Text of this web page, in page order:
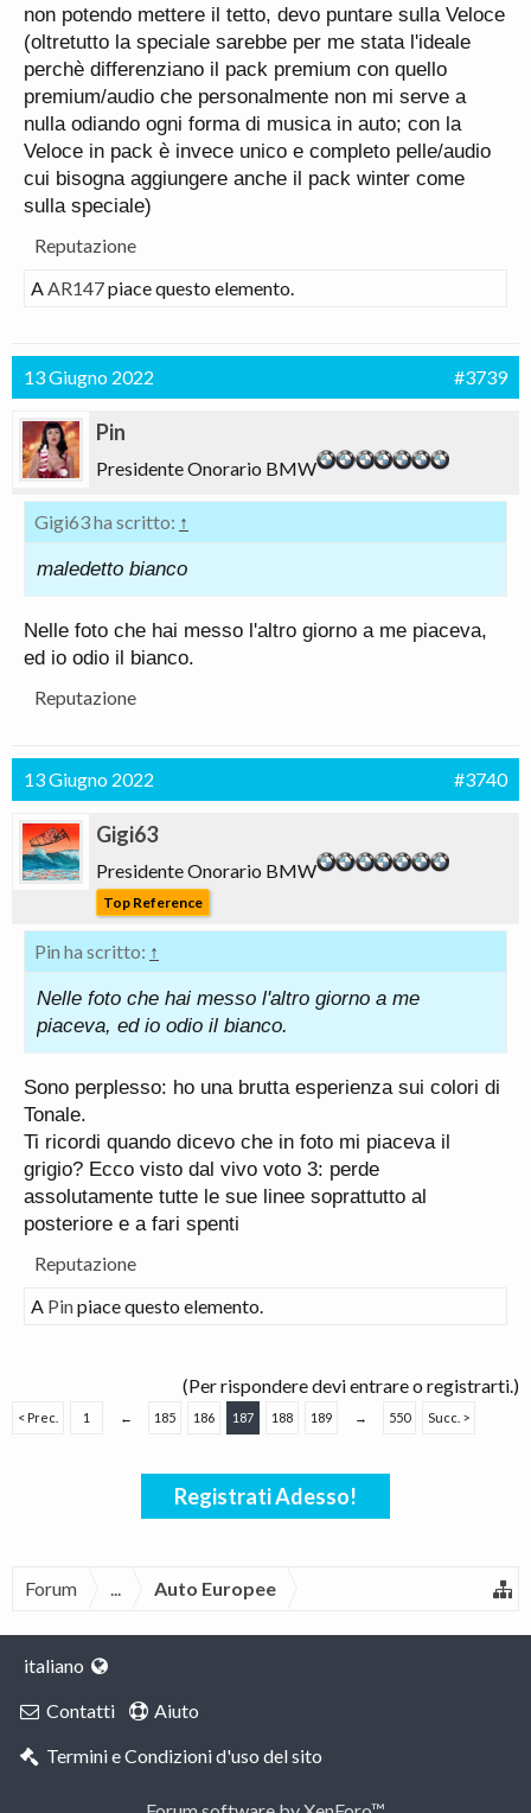
non potendo mettere il tetto, devo puntare sulla Veloce
(oltretutto la speciale sarebbe per me stata l'ideale
perchè differenziano il pack premium con quello
premium/audio che personalmente non mi serve a
nulla odiando ogni forma di musica in auto; con la
Veloce in pack è invece unico e completo pelle/audio
cui bisogna aggiungere anche il pack winter come
sulla speciale)
Reputazione
AAR147piace questo elemento.
13 Giugno 2022 #3739
Pin
Presidente Onorario BMW
Gigi63 ha scritto: ↑
maledetto bianco
Nelle foto che hai messo l'altro giorno a me piaceva,
ed io odio il bianco.
Reputazione
13 Giugno 2022 #3740
Gigi63
Presidente Onorario BMW
Top Reference
Pin ha scritto: ↑
Nelle foto che hai messo l'altro giorno a me
piaceva, ed io odio il bianco.
Sono perplesso: ho una brutta esperienza sui colori di
Tonale.
Ti ricordi quando dicevo che in foto mi piaceva il
grigio? Ecco visto dal vivo voto 3: perde
assolutamente tutte le sue linee soprattutto al
posteriore e a fari spenti
Reputazione
A Pinpiace questo elemento.
(Per rispondere devi entrare o registrarti.)
< Prec. 1 ← 185 186 187 188 189 → 550 Succ. >
Registrati Adesso!
Forum ... Auto Europee
italiano
Contatti
Aiuto
Termini e Condizioni d'uso del sito